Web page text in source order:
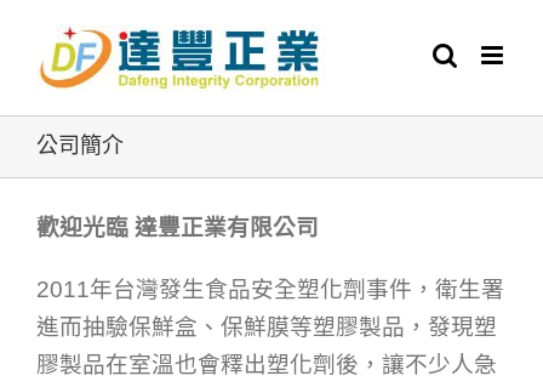
content
公司簡介
歡迎光臨 達豐正業有限公司
2011年台灣發生食品安全塑化劑事件，衛生署
進而抽驗保鮮盒、保鮮膜等塑膠製品，發現塑
膠製品在室溫也會釋出塑化劑後，讓不少人急